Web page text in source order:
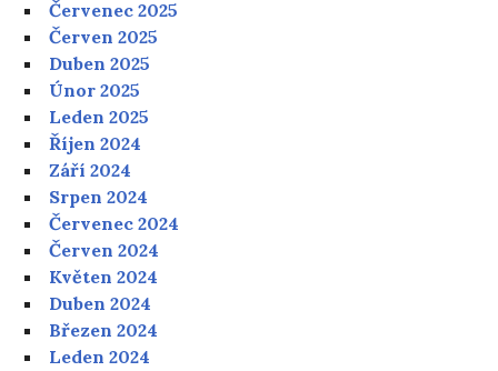
Červenec 2025
Červen 2025
Duben 2025
Únor 2025
Leden 2025
Říjen 2024
Září 2024
Srpen 2024
Červenec 2024
Červen 2024
Květen 2024
Duben 2024
Březen 2024
Leden 2024